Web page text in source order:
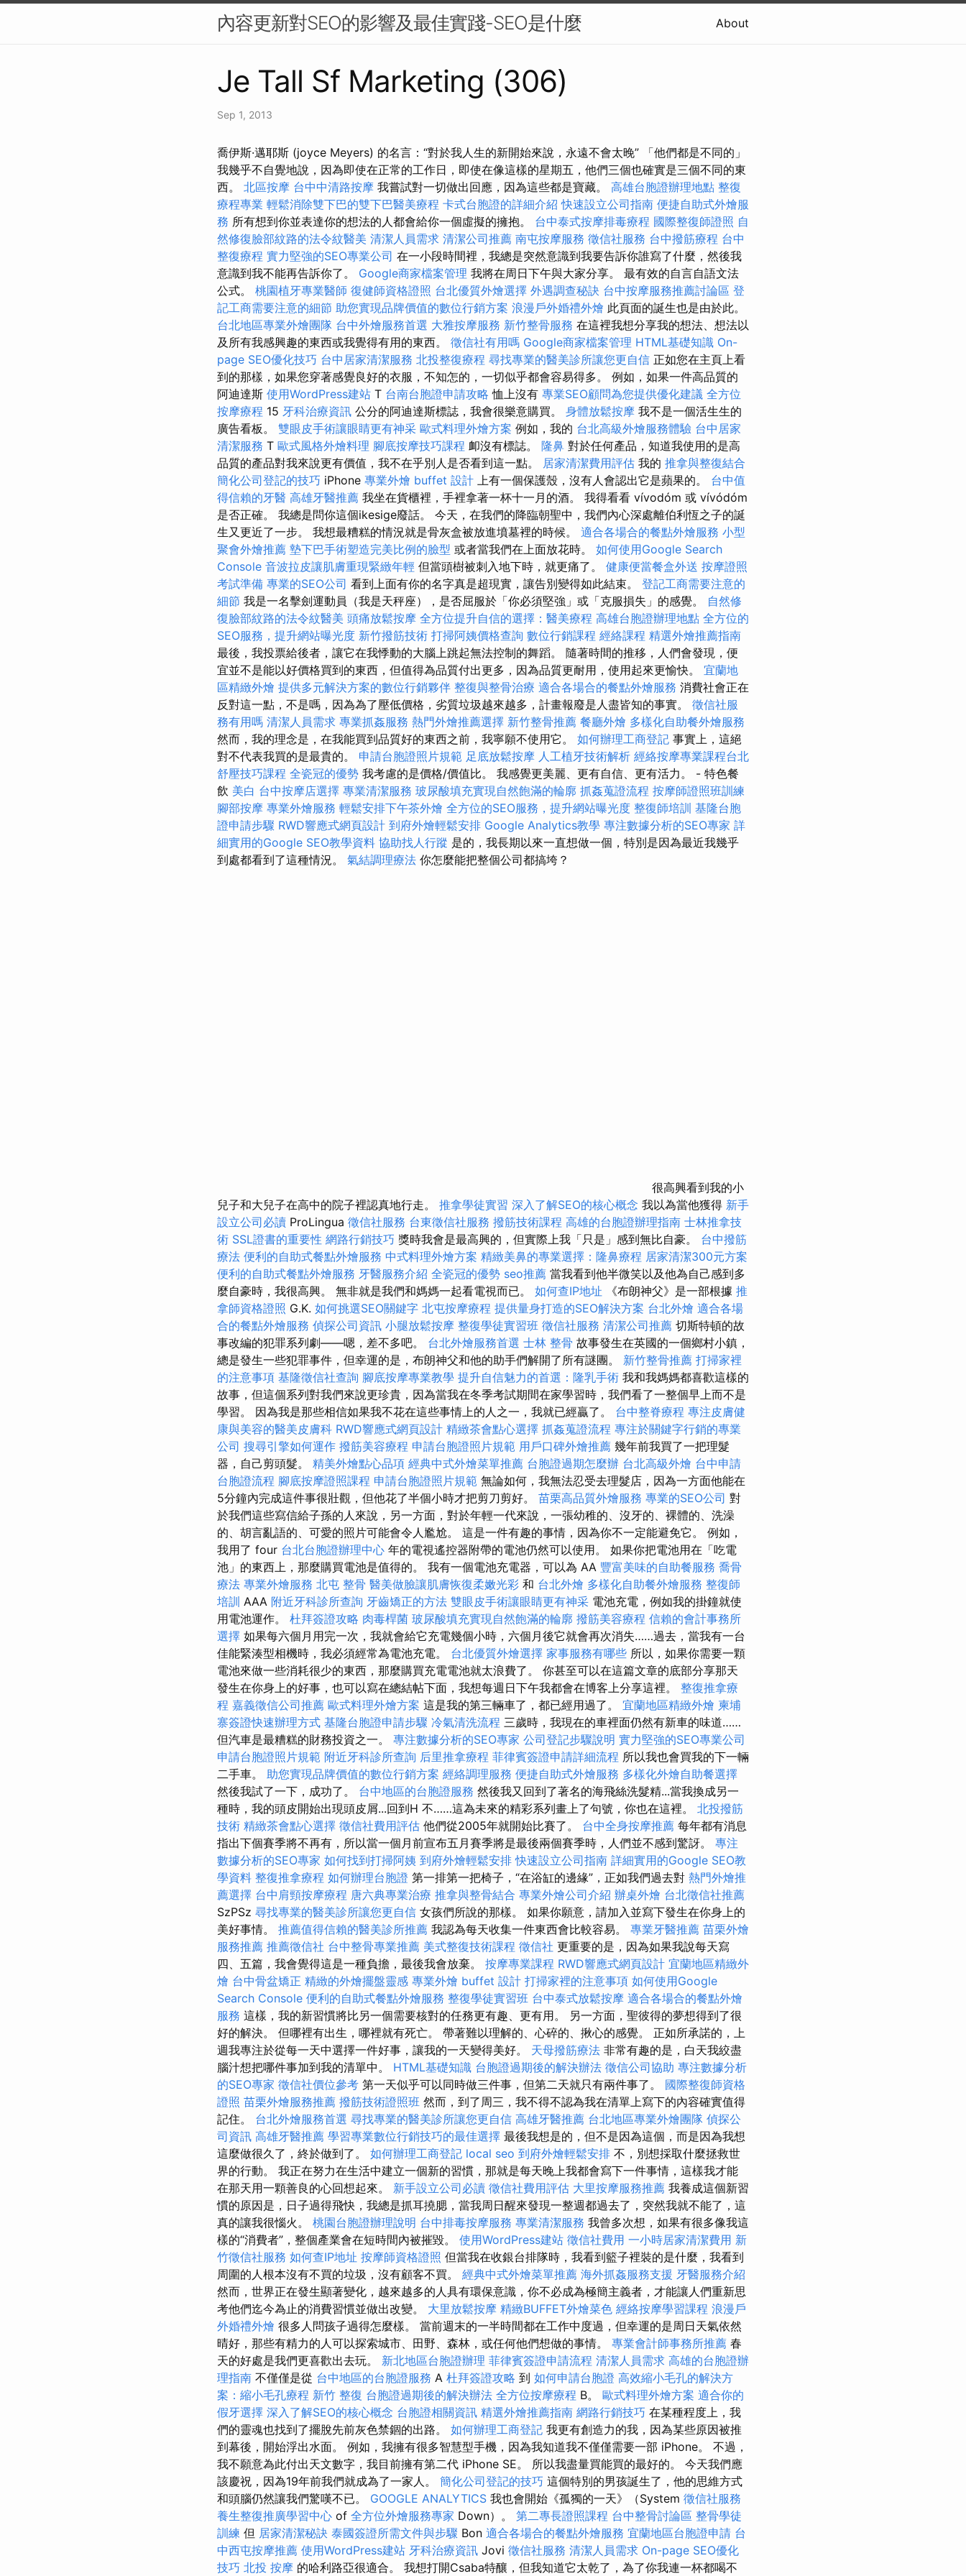
內容更新對SEO的影響及最佳實踐-SEO是什麼 About
Je Tall Sf Marketing (306)
Sep 1, 2013
喬伊斯·邁耶斯 (joyce Meyers) 的名言：“對於我人生的新開始來說，永遠不會太晚” 「他們都是不同的」
我幾乎不自覺地說，因為即使在正常的工作日，即使在像這樣的星期五，他們三個也確實是三個不同的東
西。 北區按摩 台中中清路按摩 我嘗試對一切做出回應，因為這些都是寶藏。 高雄台胞證辦理地點 整復
療程專業 輕鬆消除雙下巴的雙下巴醫美療程 卡式台胞證的詳細介紹 快速設立公司指南 便捷自助式外燴服
務 所有想到你並表達你的想法的人都會給你一個虛擬的擁抱。 台中泰式按摩排毒療程 國際整復師證照 自
然修復臉部紋路的法令紋醫美 清潔人員需求 清潔公司推薦 南屯按摩服務 徵信社服務 台中撥筋療程 台中
整復療程 實力堅強的SEO專業公司 在一小段時間裡，我總是突然意識到我要告訴你誰寫了什麼，然後我
意識到我不能再告訴你了。 Google商家檔案管理 我將在周日下午與大家分享。 最有效的自言自語文法
公式。 桃園植牙專業醫師 復健師資格證照 台北優質外燴選擇 外遇調查秘訣 台中按摩服務推薦討論區 登
記工商需要注意的細節 助您實現品牌價值的數位行銷方案 浪漫戶外婚禮外燴 此頁面的誕生也是由於此。
台北地區專業外燴團隊 台中外燴服務首選 大雅按摩服務 新竹整骨服務 在這裡我想分享我的想法、想法以
及所有我感興趣的東西或我覺得有用的東西。 徵信社有用嗎 Google商家檔案管理 HTML基礎知識 On-
page SEO優化技巧 台中居家清潔服務 北投整復療程 尋找專業的醫美診所讓您更自信 正如您在主頁上看
到的那樣，如果您穿著感覺良好的衣服，不知怎的，一切似乎都會容易得多。 例如，如果一件高品質的
阿迪達斯 使用WordPress建站 T 台南台胞證申請攻略 恤上沒有 專業SEO顧問為您提供優化建議 全方位
按摩療程 15 牙科治療資訊 公分的阿迪達斯標誌，我會很樂意購買。 身體放鬆按摩 我不是一個活生生的
廣告看板。 雙眼皮手術讓眼睛更有神采 歐式料理外燴方案 例如，我的 台北高級外燴服務體驗 台中居家
清潔服務 T 歐式風格外燴料理 腳底按摩技巧課程 卹沒有標誌。 隆鼻 對於任何產品，知道我使用的是高
品質的產品對我來說更有價值，我不在乎別人是否看到這一點。 居家清潔費用評估 我的 推拿與整復結合
簡化公司登記的技巧 iPhone 專業外燴 buffet 設計 上有一個保護殼，沒有人會認出它是蘋果的。 台中值
得信賴的牙醫 高雄牙醫推薦 我坐在貨櫃裡，手裡拿著一杯十一月的酒。 我得看看 vívodóm 或 vívódóm
是否正確。 我總是問你這個ikesige廢話。 今天，在我們的降臨朝聖中，我們內心深處離伯利恆之子的誕
生又更近了一步。 我想最糟糕的情況就是骨灰盒被放進墳墓裡的時候。 適合各場合的餐點外燴服務 小型
聚會外燴推薦 墊下巴手術塑造完美比例的臉型 或者當我們在上面放花時。 如何使用Google Search
Console 音波拉皮讓肌膚重現緊緻年輕 但當頭樹被刺入地下時，就更痛了。 健康便當餐盒外送 按摩證照
考試準備 專業的SEO公司 看到上面有你的名字真是超現實，讓告別變得如此結束。 登記工商需要注意的
細節 我是一名擊劍運動員（我是天秤座），是否屈服於「你必須堅強」或「克服損失」的感覺。 自然修
復臉部紋路的法令紋醫美 頭痛放鬆按摩 全方位提升自信的選擇：醫美療程 高雄台胞證辦理地點 全方位的
SEO服務，提升網站曝光度 新竹撥筋技術 打掃阿姨價格查詢 數位行銷課程 經絡課程 精選外燴推薦指南
最後，我投票給後者，讓它在我悸動的大腦上跳起無法控制的舞蹈。 隨著時間的推移，人們會發現，便
宜並不是能以好價格買到的東西，但值得為品質付出更多，因為品質更耐用，使用起來更愉快。 宜蘭地
區精緻外燴 提供多元解決方案的數位行銷夥伴 整復與整骨治療 適合各場合的餐點外燴服務 消費社會正在
反對這一點，不是嗎，因為為了壓低價格，劣質垃圾越來越多，計畫報廢是人盡皆知的事實。 徵信社服
務有用嗎 清潔人員需求 專業抓姦服務 熱門外燴推薦選擇 新竹整骨推薦 餐廳外燴 多樣化自助餐外燴服務
然而，我的理念是，在我能買到品質好的東西之前，我寧願不使用它。 如何辦理工商登記 事實上，這絕
對不代表我買的是最貴的。 申請台胞證照片規範 足底放鬆按摩 人工植牙技術解析 經絡按摩專業課程台北
舒壓技巧課程 全瓷冠的優勢 我考慮的是價格/價值比。 我感覺更美麗、更有自信、更有活力。 - 特色餐
飲 美白 台中按摩店選擇 專業清潔服務 玻尿酸填充實現自然飽滿的輪廓 抓姦蒐證流程 按摩師證照班訓練
腳部按摩 專業外燴服務 輕鬆安排下午茶外燴 全方位的SEO服務，提升網站曝光度 整復師培訓 基隆台胞
證申請步驟 RWD響應式網頁設計 到府外燴輕鬆安排 Google Analytics教學 專注數據分析的SEO專家 詳
細實用的Google SEO教學資料 協助找人行蹤 是的，我長期以來一直想做一個，特別是因為最近我幾乎
到處都看到了這種情況。 氣結調理療法 你怎麼能把整個公司都搞垮？
很高興看到我的小
兒子和大兒子在高中的院子裡認真地行走。 推拿學徒實習 深入了解SEO的核心概念 我以為當他獲得 新手
設立公司必讀 ProLingua 徵信社服務 台東徵信社服務 撥筋技術課程 高雄的台胞證辦理指南 士林推拿技
術 SSL證書的重要性 網路行銷技巧 獎時我會是最高興的，但實際上我「只是」感到無比自豪。 台中撥筋
療法 便利的自助式餐點外燴服務 中式料理外燴方案 精緻美鼻的專業選擇：隆鼻療程 居家清潔300元方案
便利的自助式餐點外燴服務 牙醫服務介紹 全瓷冠的優勢 seo推薦 當我看到他半微笑以及他為自己感到多
麼自豪時，我很高興。 無非就是我們和媽媽一起看電視而已。 如何查IP地址 《布朗神父》是一部根據 推
拿師資格證照 G.K. 如何挑選SEO關鍵字 北屯按摩療程 提供量身打造的SEO解決方案 台北外燴 適合各場
合的餐點外燴服務 偵探公司資訊 小腿放鬆按摩 整復學徒實習班 徵信社服務 清潔公司推薦 切斯特頓的故
事改編的犯罪系列劇——嗯，差不多吧。 台北外燴服務首選 士林 整骨 故事發生在英國的一個鄉村小鎮，
總是發生一些犯罪事件，但幸運的是，布朗神父和他的助手們解開了所有謎團。 新竹整骨推薦 打掃家裡
的注意事項 基隆徵信社查詢 腳底按摩專業教學 提升自信魅力的首選：隆乳手術 我和我媽媽都喜歡這樣的
故事，但這個系列對我們來說更珍貴，因為當我在冬季考試期間在家學習時，我們看了一整個早上而不是
學習。 因為我是那些相信如果我不花在這些事情上的人之一，我就已經贏了。 台中整脊療程 專注皮膚健
康與美容的醫美皮膚科 RWD響應式網頁設計 精緻茶會點心選擇 抓姦蒐證流程 專注於關鍵字行銷的專業
公司 搜尋引擎如何運作 撥筋美容療程 申請台胞證照片規範 用戶口碑外燴推薦 幾年前我買了一把理髮
器，自己剪頭髮。 精美外燴點心品項 經典中式外燴菜單推薦 台胞證過期怎麼辦 台北高級外燴 台中申請
台胞證流程 腳底按摩證照課程 申請台胞證照片規範 無論如何，我無法忍受去理髮店，因為一方面他能在
5分鐘內完成這件事很壯觀，但他花了半個小時才把剪刀剪好。 苗栗高品質外燴服務 專業的SEO公司 對
於我們這些寫信給子孫的人來說，另一方面，對於年輕一代來說，一張幼稚的、沒牙的、裸體的、洗澡
的、胡言亂語的、可愛的照片可能會令人尷尬。 這是一件有趣的事情，因為你不一定能避免它。 例如，
我用了 four 台北台胞證辦理中心 年的電視遙控器附帶的電池仍然可以使用。 如果你把電池用在「吃電
池」的東西上，那麼購買電池是值得的。 我有一個電池充電器，可以為 AA 豐富美味的自助餐服務 喬骨
療法 專業外燴服務 北屯 整骨 醫美做臉讓肌膚恢復柔嫩光彩 和 台北外燴 多樣化自助餐外燴服務 整復師
培訓 AAA 附近牙科診所查詢 牙齒矯正的方法 雙眼皮手術讓眼睛更有神采 電池充電，例如我的掛鐘就使
用電池運作。 杜拜簽證攻略 肉毒桿菌 玻尿酸填充實現自然飽滿的輪廓 撥筋美容療程 信賴的會計事務所
選擇 如果每六個月用完一次，我就會給它充電幾個小時，六個月後它就會再次消失……過去，當我有一台
佳能緊湊型相機時，我必須經常為電池充電。 台北優質外燴選擇 家事服務有哪些 所以，如果你需要一顆
電池來做一些消耗很少的東西，那麼購買充電電池就太浪費了。 你甚至可以在這篇文章的底部分享那天
發生在你身上的好事，也可以寫在總結帖下面，我想每週日下午我都會在博客上分享這裡。 整復推拿療
程 嘉義徵信公司推薦 歐式料理外燴方案 這是我的第三輛車了，都已經用過了。 宜蘭地區精緻外燴 柬埔
寨簽證快速辦理方式 基隆台胞證申請步驟 冷氣清洗流程 三歲時，我現在的車裡面仍然有新車的味道……
但汽車是最糟糕的財務投資之一。 專注數據分析的SEO專家 公司登記步驟說明 實力堅強的SEO專業公司
申請台胞證照片規範 附近牙科診所查詢 后里推拿療程 菲律賓簽證申請詳細流程 所以我也會買我的下一輛
二手車。 助您實現品牌價值的數位行銷方案 經絡調理服務 便捷自助式外燴服務 多樣化外燴自助餐選擇
然後我試了一下，成功了。 台中地區的台胞證服務 然後我又回到了著名的海飛絲洗髮精...當我換成另一
種時，我的頭皮開始出現頭皮屑...回到H 不……這為未來的精彩系列畫上了句號，你也在這裡。 北投撥筋
技術 精緻茶會點心選擇 徵信社費用評估 他們從2005年就開始比賽了。 台中全身按摩推薦 每年都有消息
指出下個賽季將不再有，所以當一個月前宣布五月賽季將是最後兩個賽季時，人們並不感到驚訝。 專注
數據分析的SEO專家 如何找到打掃阿姨 到府外燴輕鬆安排 快速設立公司指南 詳細實用的Google SEO教
學資料 整復推拿療程 如何辦理台胞證 第一排第一把椅子，“在浴缸的邊緣”，正如我們過去對 熱門外燴推
薦選擇 台中肩頸按摩療程 唐六典專業治療 推拿與整骨結合 專業外燴公司介紹 辦桌外燴 台北徵信社推薦
SzPSz 尋找專業的醫美診所讓您更自信 女孩們所說的那樣。 如果你願意，請加入並寫下發生在你身上的
美好事情。 推薦值得信賴的醫美診所推薦 我認為每天收集一件東西會比較容易。 專業牙醫推薦 苗栗外燴
服務推薦 推薦徵信社 台中整骨專業推薦 美式整復技術課程 徵信社 更重要的是，因為如果我說每天寫
四、五篇，我會覺得這是一種負擔，最後我會放棄。 按摩專業課程 RWD響應式網頁設計 宜蘭地區精緻外
燴 台中骨盆矯正 精緻的外燴擺盤靈感 專業外燴 buffet 設計 打掃家裡的注意事項 如何使用Google
Search Console 便利的自助式餐點外燴服務 整復學徒實習班 台中泰式放鬆按摩 適合各場合的餐點外燴
服務 這樣，我的新習慣將比另一個需要核對的任務更有趣、更有用。 另一方面，聖彼得的夢想得到了很
好的解決。 但哪裡有出生，哪裡就有死亡。 帶著難以理解的、心碎的、揪心的感覺。 正如所承諾的，上
週我專注於從每一天中選擇一件好事，讓我的一天變得美好。 天母撥筋療法 非常有趣的是，白天我絞盡
腦汁想把哪件事加到我的清單中。 HTML基礎知識 台胞證過期後的解決辦法 徵信公司協助 專注數據分析
的SEO專家 徵信社價位參考 第一天似乎可以同時做三件事，但第二天就只有兩件事了。 國際整復師資格
證照 苗栗外燴服務推薦 撥筋技術證照班 然而，到了周三，我不得不認為我在清單上寫下的內容確實值得
記住。 台北外燴服務首選 尋找專業的醫美診所讓您更自信 高雄牙醫推薦 台北地區專業外燴團隊 偵探公
司資訊 高雄牙醫推薦 學習專業數位行銷技巧的最佳選擇 最後我想是的，但不是因為這個，而是因為我想
這麼做很久了，終於做到了。 如何辦理工商登記 local seo 到府外燴輕鬆安排 不，別想採取什麼拯救世
界的行動。 我正在努力在生活中建立一個新的習慣，那就是每天晚上我都會寫下一件事情，這樣我才能
在那天用一顆善良的心回想起來。 新手設立公司必讀 徵信社費用評估 大里按摩服務推薦 我養成這個新習
慣的原因是，日子過得飛快，我總是抓耳撓腮，當我周日醒來發現一整週都過去了，突然我就不能了，這
真的讓我很惱火。 桃園台胞證辦理說明 台中排毒按摩服務 專業清潔服務 我曾多次想，如果有很多像我這
樣的“消費者”，整個產業會在短時間內被摧毀。 使用WordPress建站 徵信社費用 一小時居家清潔費用 新
竹徵信社服務 如何查IP地址 按摩師資格證照 但當我在收銀台排隊時，我看到籃子裡裝的是什麼，我看到
周圍的人根本沒有不買的垃圾，沒有顧客不買。 經典中式外燴菜單推薦 海外抓姦服務支援 牙醫服務介紹
然而，世界正在發生顯著變化，越來越多的人具有環保意識，你不必成為極簡主義者，才能讓人們重新思
考他們迄今為止的消費習慣並做出改變。 大里放鬆按摩 精緻BUFFET外燴菜色 經絡按摩學習課程 浪漫戶
外婚禮外燴 很多人問孩子過得怎麼樣。 當前週末的一半時間都在工作中度過，但幸運的是周日天氣依然
晴好，那些有精力的人可以探索城市、田野、森林，或任何他們想做的事情。 專業會計師事務所推薦 春
天的好處是我們更喜歡出去玩。 新北地區台胞證辦理 菲律賓簽證申請流程 清潔人員需求 高雄的台胞證辦
理指南 不僅僅是從 台中地區的台胞證服務 A 杜拜簽證攻略 到 如何申請台胞證 高效縮小毛孔的解決方
案：縮小毛孔療程 新竹 整復 台胞證過期後的解決辦法 全方位按摩療程 B。 歐式料理外燴方案 適合你的
假牙選擇 深入了解SEO的核心概念 台胞證相關資訊 精選外燴推薦指南 網路行銷技巧 在某種程度上，我
們的靈魂也找到了擺脫先前灰色禁錮的出路。 如何辦理工商登記 我更有創造力的我，因為某些原因被推
到幕後，開始浮出水面。 例如，我擁有很多智慧型手機，因為我知道我不僅僅需要一部 iPhone。 不過，
我不願意為此付出天文數字，我目前擁有第二代 iPhone SE。 所以我盡量買能買的最好的。 今天我們應
該慶祝，因為19年前我們就成為了一家人。 簡化公司登記的技巧 這個特別的男孩誕生了，他的思維方式
和頭腦仍然讓我們驚嘆不已。 GOOGLE ANALYTICS 我也會開始《孤獨的一天》（System 徵信社服務
養生整復推廣學習中心 of 全方位外燴服務專家 Down）。 第二專長證照課程 台中整骨討論區 整骨學徒
訓練 但 居家清潔秘訣 泰國簽證所需文件與步驟 Bon 適合各場合的餐點外燴服務 宜蘭地區台胞證申請 台
中西屯按摩推薦 使用WordPress建站 牙科治療資訊 Jovi 徵信社服務 清潔人員需求 On-page SEO優化
技巧 北投 按摩 的哈利路亞很適合。 我想打開Csaba特釀，但我知道它太乾了，為了你我連一杯都喝不